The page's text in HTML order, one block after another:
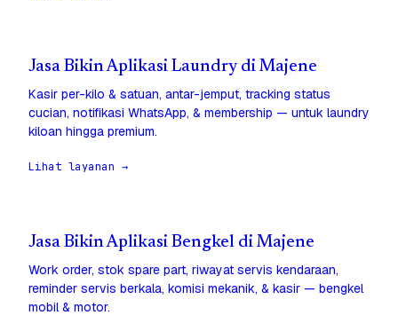
Jasa Bikin Aplikasi Laundry di Majene
Kasir per-kilo & satuan, antar-jemput, tracking status
cucian, notifikasi WhatsApp, & membership — untuk laundry
kiloan hingga premium.
Lihat layanan →
Jasa Bikin Aplikasi Bengkel di Majene
Work order, stok spare part, riwayat servis kendaraan,
reminder servis berkala, komisi mekanik, & kasir — bengkel
mobil & motor.